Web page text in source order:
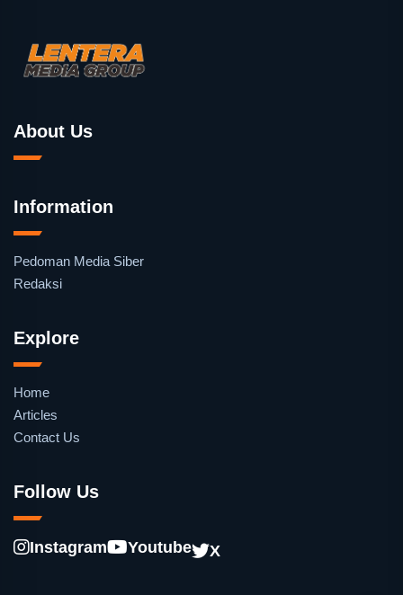
About Us
Information
Pedoman Media Siber
Redaksi
Explore
Home
Articles
Contact Us
Follow Us
Instagram Youtube X